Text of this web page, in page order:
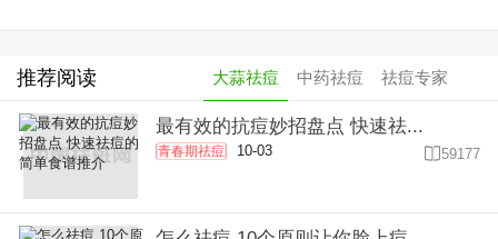
推荐阅读 大蒜祛痘 中药祛痘 祛痘专家
最有效的抗痘妙招盘点 快速祛...
青春期祛痘 10-03 59177